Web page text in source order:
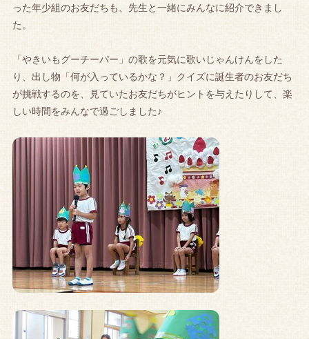
った年少組のお友だちも、先生と一緒にみんなに紹介できまし
た。
「やきいもグーチーパー」の歌を元気に歌いじゃんけんをした
り、出し物「何が入っているかな？」クイズに誕生者のお友だち
が挑戦するのを、見ていたお友だちがヒントを与えたりして、楽
しい時間をみんなで過ごしました♪